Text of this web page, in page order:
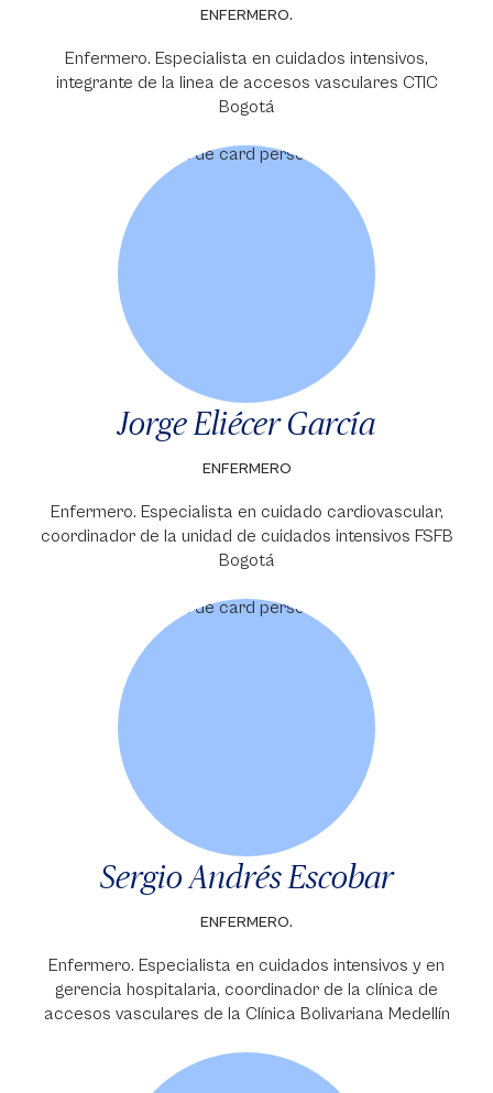
ENFERMERO.
Enfermero. Especialista en cuidados intensivos,
integrante de la linea de accesos vasculares CTIC
Bogotá
Jorge Eliécer García
ENFERMERO
Enfermero. Especialista en cuidado cardiovascular,
coordinador de la unidad de cuidados intensivos FSFB
Bogotá
Sergio Andrés Escobar
ENFERMERO.
Enfermero. Especialista en cuidados intensivos y en
gerencia hospitalaria, coordinador de la clínica de
accesos vasculares de la Clínica Bolivariana Medellín